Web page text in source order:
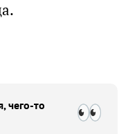
чего-то